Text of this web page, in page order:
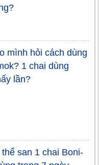
mình hỏi cách dùng
1 chai dùng
lần?
thể san 1 chai Boni-